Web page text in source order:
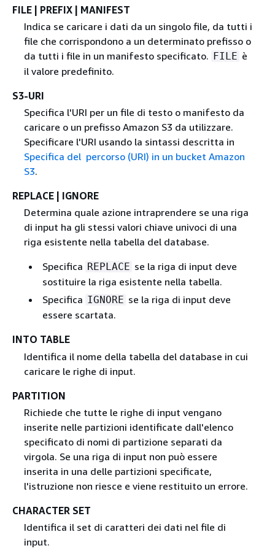
FILE | PREFIX | MANIFEST
Indica se caricare i dati da un singolo file, da tutti i
file che corrispondono a un determinato prefisso o
da tutti i file in un manifesto specificato. FILE è
il valore predefinito.
S3-URI
Specifica l'URI per un file di testo o manifesto da
caricare o un prefisso Amazon S3 da utilizzare.
Specificare l'URI usando la sintassi descritta in
Specifica del percorso (URI) in un bucket Amazon
S3.
REPLACE | IGNORE
Determina quale azione intraprendere se una riga
di input ha gli stessi valori chiave univoci di una
riga esistente nella tabella del database.
Specifica REPLACE se la riga di input deve
sostituire la riga esistente nella tabella.
Specifica IGNORE se la riga di input deve
essere scartata.
INTO TABLE
Identifica il nome della tabella del database in cui
caricare le righe di input.
PARTITION
Richiede che tutte le righe di input vengano
inserite nelle partizioni identificate dall'elenco
specificato di nomi di partizione separati da
virgola. Se una riga di input non può essere
inserita in una delle partizioni specificate,
l'istruzione non riesce e viene restituito un errore.
CHARACTER SET
Identifica il set di caratteri dei dati nel file di
input.